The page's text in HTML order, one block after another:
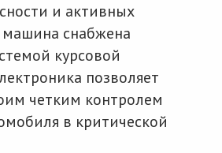
и активных
снабжена
курсовой
позволяет
четким контролем
в критической